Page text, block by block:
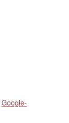
Google-